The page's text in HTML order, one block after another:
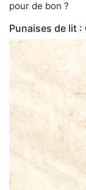
pour de bon ?
Punaises de lit :